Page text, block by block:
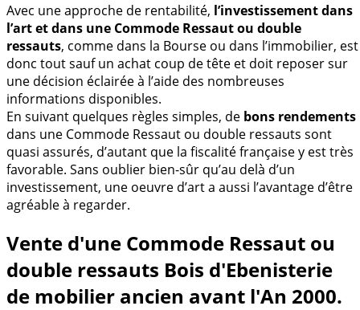
Avec une approche de rentabilité, l’investissement dans
l’art et dans une Commode Ressaut ou double
ressauts, comme dans la Bourse ou dans l’immobilier, est
donc tout sauf un achat coup de tête et doit reposer sur
une décision éclairée à l’aide des nombreuses
informations disponibles.
En suivant quelques règles simples, de bons rendements
dans une Commode Ressaut ou double ressauts sont
quasi assurés, d’autant que la fiscalité française y est très
favorable. Sans oublier bien-sûr qu’au delà d’un
investissement, une oeuvre d’art a aussi l’avantage d’être
agréable à regarder.
Vente d'une Commode Ressaut ou
double ressauts Bois d'Ebenisterie
de mobilier ancien avant l'An 2000.